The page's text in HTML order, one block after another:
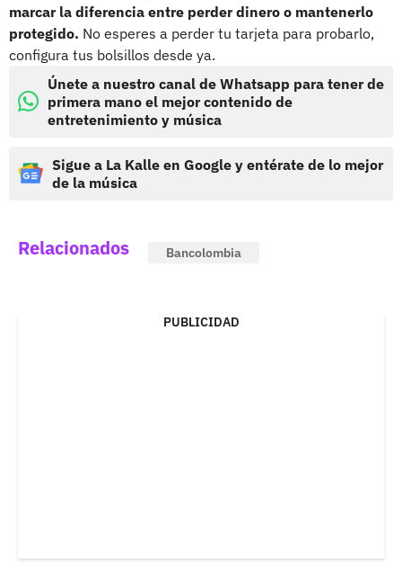
marcar la diferencia entre perder dinero o mantenerlo
protegido. No esperes a perder tu tarjeta para probarlo,
configura tus bolsillos desde ya.
Únete a nuestro canal de Whatsapp para tener de
primera mano el mejor contenido de
entretenimiento y música
Sigue a La Kalle en Google y entérate de lo mejor
de la música
Relacionados Bancolombia
PUBLICIDAD